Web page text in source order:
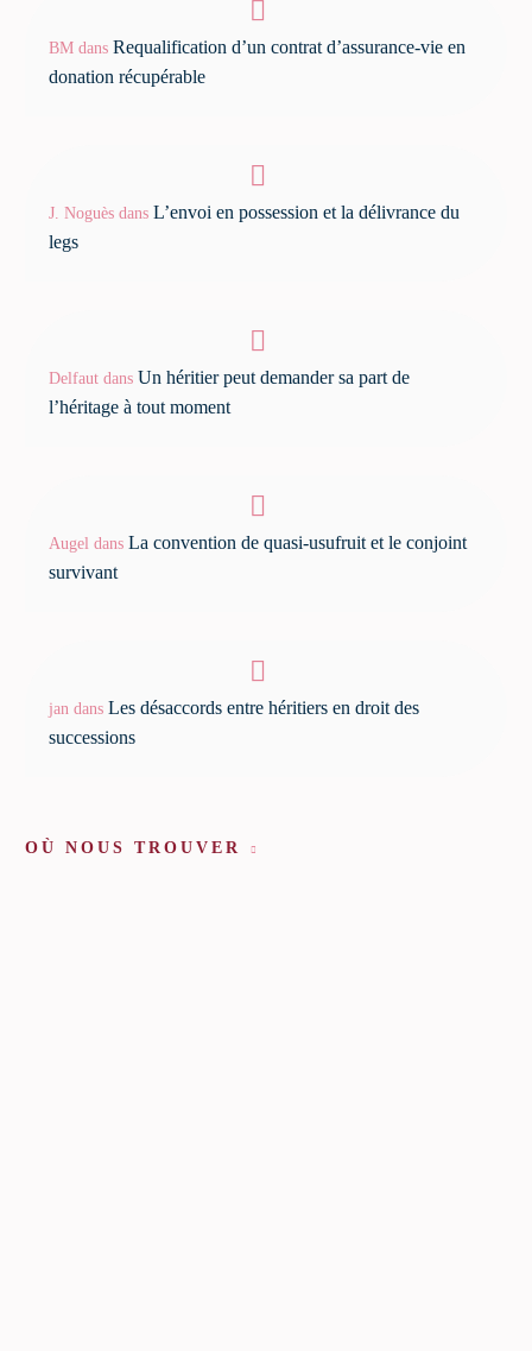
BM dans Requalification d’un contrat d’assurance-vie en
donation récupérable
J. Noguès dans L’envoi en possession et la délivrance du
legs
Delfaut dans Un héritier peut demander sa part de
l’héritage à tout moment
Augel dans La convention de quasi-usufruit et le conjoint
survivant
jan dans Les désaccords entre héritiers en droit des
successions
OÙ NOUS TROUVER